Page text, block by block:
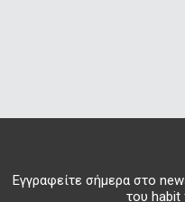
Εγγραφείτε σήμερα στο
του habit